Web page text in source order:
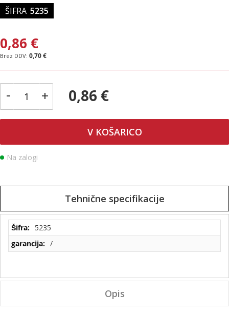
ŠIFRA 5235
0,86 €
0,70 €
- + 0,86 €
V KOŠARICO
Na zalogi
Tehnične specifikacije
Tehnične
specifikacije
5235
/
Opis